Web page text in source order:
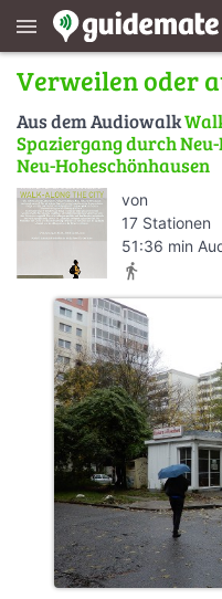
menu
Verweilen oder
Aus dem Audiowalk
Spaziergang durch
Neu-Hoheschönhausen
von
17 Stationen
51:36 min
directions_walk